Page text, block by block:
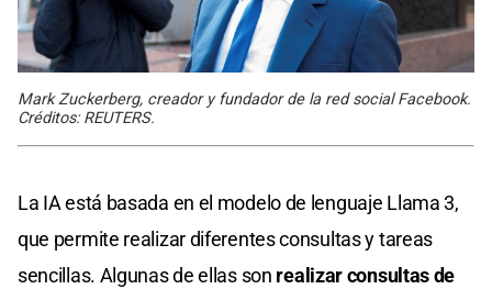
Mark Zuckerberg, creador y fundador de la red social Facebook.
Créditos: REUTERS.
La IA está basada en el modelo de lenguaje Llama 3,
que permite realizar diferentes consultas y tareas
sencillas. Algunas de ellas son realizar consultas de